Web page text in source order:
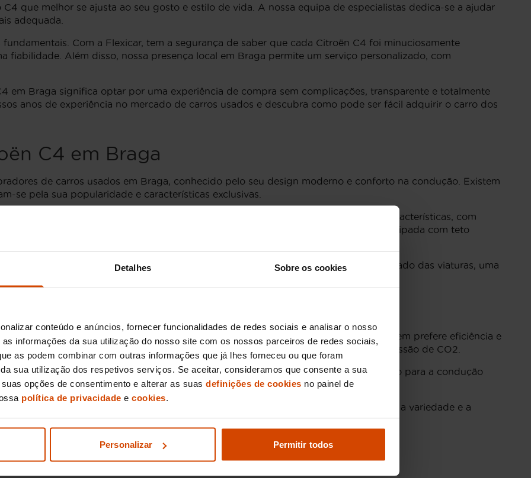
Detalhes Sobre os cookies
conteúdo e anúncios, fornecer funcionalidades de redes sociais e analisar o nosso
as informações da sua utilização do nosso site com os nossos parceiros de redes sociais,
as podem combinar com outras informações que já lhes forneceu ou que foram
sua utilização dos respetivos serviços. Se aceitar, consideramos que consente a sua
opções de consentimento e alterar as suas definições de cookies no painel de
política de privacidade e cookies.
Personalizar Permitir todos
que melhor se ajusta ao seu gosto e estilo de vida. A nossa equipa de especialistas dedica-se a ajudar
adequada.
Com a Flexicar, tem a segurança de saber que cada Citroën C4 foi minuciosamente
fiabilidade. Além disso, nossa presença local em Braga permite um serviço personalizado, com
em Braga significa optar por uma experiência de compra sem complicações, transparente e totalmente
anos de experiência no mercado de carros usados e descubra como pode ser fácil adquirir o carro dos
C4 em Braga
de carros usados em Braga, conhecido pelo seu design moderno e conforto na condução. Existem
se pela sua popularidade e características exclusivas.
oferece um excelente equilíbrio entre preço e características, com
e sensores de estacionamento. Já a versão
é mais sofisticada, equipada com teto
para quem procura uma experiência premium.
, cuidadosamente inspecionados para garantir a qualidade e o bom estado das viaturas, uma
e durabilidade.
atendem às necessidades dos diferentes perfis de condutores em Braga. Para quem prefere eficiência e
1.5 BlueHDi, são ideais, oferecendo excelente consumo de combustível e menor emissão de CO2.
, o motor 1.2 PureTech é conhecido pela sua performance robusta e eficiência, perfeito para a condução
, onde a variedade e a
em Braga